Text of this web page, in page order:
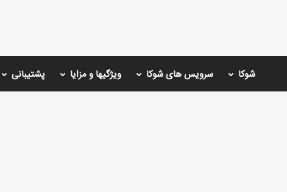
شوکا سرویس های شوکا ویژگیها و مزایا پشتیبانی